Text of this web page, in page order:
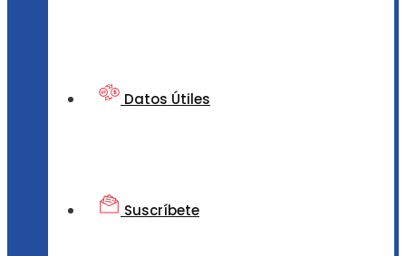
Datos Útiles
Suscríbete